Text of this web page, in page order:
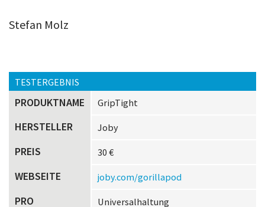
Stefan Molz
TESTERGEBNIS
PRODUKTNAME GripTight
HERSTELLER Joby
PREIS 30 €
WEBSEITE joby.com/gorillapod
PRO Universalhaltung